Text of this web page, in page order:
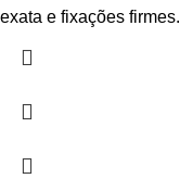
exata e fixações firmes.